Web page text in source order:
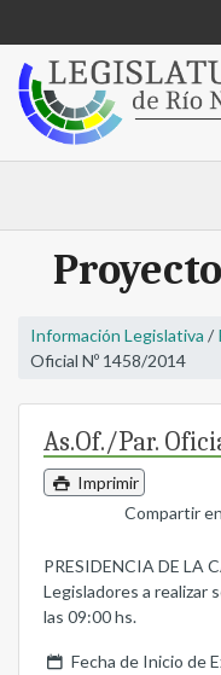
Información Legislativa /
Oficial Nº 1458/2014
As.Of./Par.
Imprimir
Compartir
PRESIDENCIA DE LA
Legisladores a realizar
las 09:00 hs.
Fecha de Inicio de